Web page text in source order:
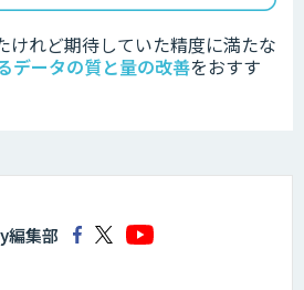
けれど期待していた精度に満たな
データの質と量の改善をおすす
編集部